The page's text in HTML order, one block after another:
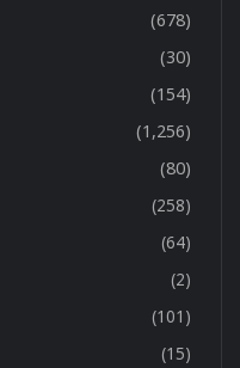
(678)
(30)
(154)
(1,256)
(80)
(258)
(64)
(2)
(101)
(15)